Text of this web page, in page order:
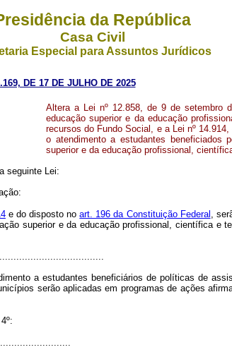
da República
Casa Civil
Especial para Assuntos Jurídicos
DE 17 DE JULHO DE 2025
Altera a Lei nº 12.858, de 9 de setembro
educação superior e da educação
recursos do Fundo Social, e a Lei nº
o atendimento a estudantes beneficiados
superior e da educação profissional,
seguinte Lei:
e do disposto noart. 196 da Constituição Federal ,
superior e da educação profissional, científica e
a estudantes beneficiários de políticas de
serão aplicadas em programas de ações